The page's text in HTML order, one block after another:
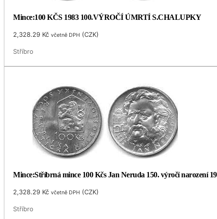
Mince:100 KČS 1983 100.VÝROČÍ ÚMRTÍ S.CHALUPKY
2,328.29 Kč včetně DPH (CZK)
Stříbro
Mince:Stříbrná mince 100 Kčs Jan Neruda 150. výročí narození
2,328.29 Kč včetně DPH (CZK)
Stříbro